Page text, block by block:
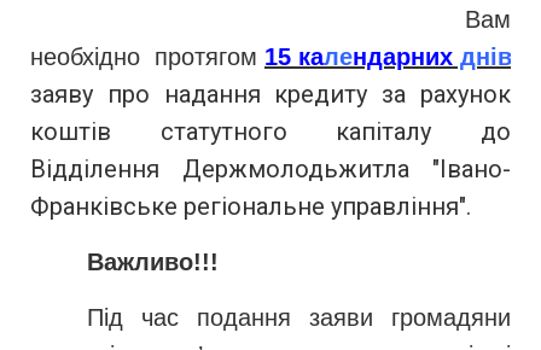
Вам
необхідно протягом 15 календарних днів
заяву про надання кредиту за рахунок
коштів статутного капіталу до
Відділення Держмолодьжитла "Івано-
Франківське регіональне управління".
Важливо!!!
Під час подання заяви громадяни